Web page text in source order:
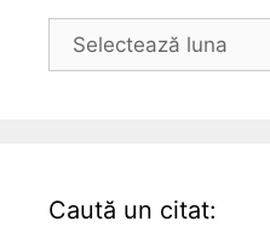
Arhiva
Caută un citat: